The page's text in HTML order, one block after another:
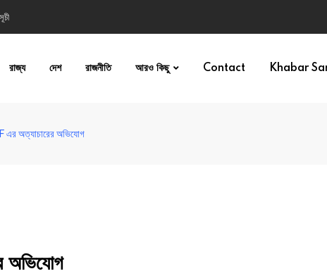
রাজ্য দেশ রাজনীতি আরও কিছু Contact Khabar
এর অত্যাচারের অভিযোগ
অভিযোগ